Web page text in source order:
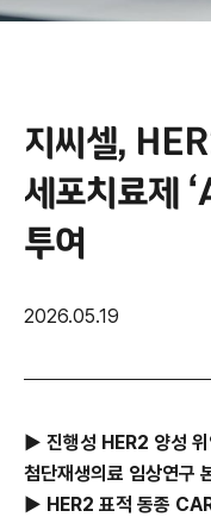
지씨셀,
세포치료제
투여
2026.05.19
▶ 진행성 HER2 양성 위
첨단재생의료 임상연구
▶ HER2 표적 동종